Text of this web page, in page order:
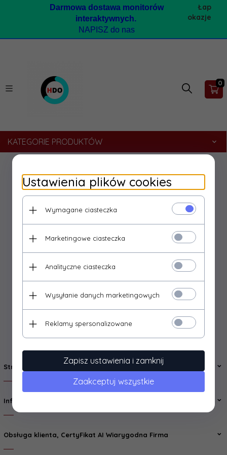
Darmowa dostawa monitorów
interaktywnych.
NAPISZ do nas
Łap
okazje
0
KATEGORIE PRODUKTÓW
» Zapraszamy na zakupy «
Strony Informacyjne
Informacje
Obsługa klienta, CertyFikat AI Wiarygodna Firma
Ustawienia plików cookies
Wymagane ciasteczka
Marketingowe ciasteczka
Analityczne ciasteczka
Wysyłanie danych marketingowych
Reklamy spersonalizowane
Zapisz ustawienia i zamknij
Zaakceptuj wszystkie